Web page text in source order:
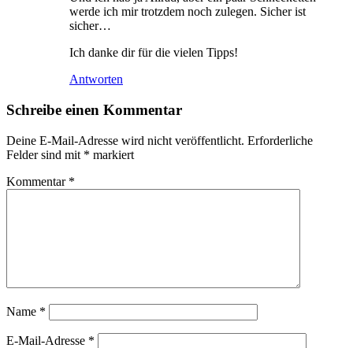
werde ich mir trotzdem noch zulegen. Sicher ist
sicher…
Ich danke dir für die vielen Tipps!
Antworten
Schreibe einen Kommentar
Deine E-Mail-Adresse wird nicht veröffentlicht. Erforderliche
Felder sind mit * markiert
Kommentar *
Name *
E-Mail-Adresse *